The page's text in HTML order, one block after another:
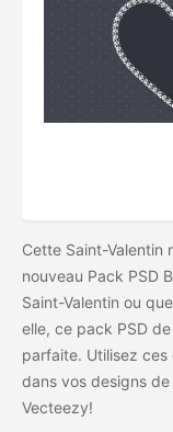
Cette Saint-Valentin
nouveau Pack PSD
Saint-Valentin ou
elle, ce pack PSD
parfaite. Utilisez
dans vos designs
Vecteezy!